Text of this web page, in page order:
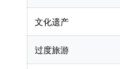
文化遗产
过度旅游